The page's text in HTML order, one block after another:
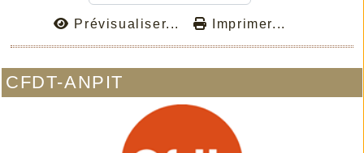
CFDT-ANPIT
Prévisualiser... Imprimer...